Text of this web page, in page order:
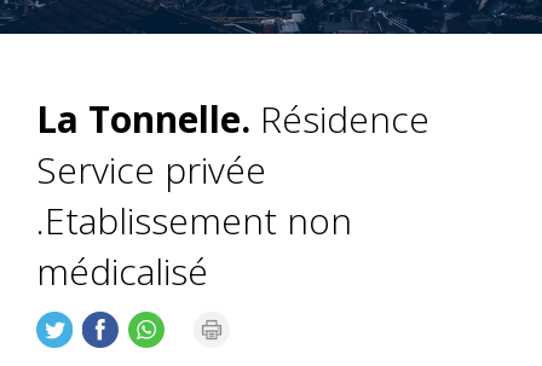
La Tonnelle. Résidence
Service privée
.Etablissement non
médicalisé